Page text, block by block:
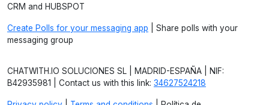
CRM and HUBSPOT
Create Polls for your messaging app | Share polls with your
messaging group
CHATWITH.IO SOLUCIONES SL | MADRID-ESPAÑA | NIF:
B42935981 | Contact us with this link: 34627524218